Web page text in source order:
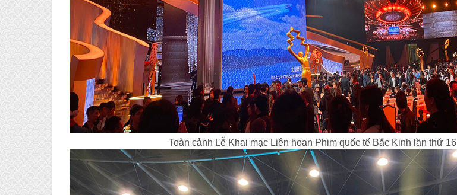
Toàn cảnh Lễ Khai mạc Liên hoan Phim quốc tế Bắc Kinh lần thứ 16